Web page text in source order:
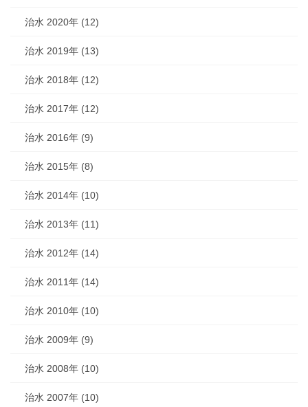
治水 2020年 (12)
治水 2019年 (13)
治水 2018年 (12)
治水 2017年 (12)
治水 2016年 (9)
治水 2015年 (8)
治水 2014年 (10)
治水 2013年 (11)
治水 2012年 (14)
治水 2011年 (14)
治水 2010年 (10)
治水 2009年 (9)
治水 2008年 (10)
治水 2007年 (10)